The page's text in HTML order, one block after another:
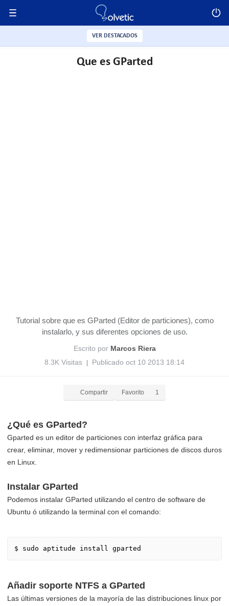
Que es GParted
Tutorial sobre que es GParted (Editor de particiones), como
instalarlo, y sus diferentes opciones de uso.
Escrito por Marcos Riera
8.3K Visitas
Publicado oct 10 2013 18:14
Compartir Favorito 1
¿Qué es GParted?
Gparted es un editor de particiones con interfaz gráfica para
crear, eliminar, mover y redimensionar particiones de discos duros
en Linux.
Instalar GParted
Podemos instalar GParted utilizando el centro de software de
Ubuntu ó utilizando la terminal con el comando:
$ sudo aptitude install gparted
Añadir soporte NTFS a GParted
Las últimas versiones de la mayoría de las distribuciones linux por
VER DESTACADOS